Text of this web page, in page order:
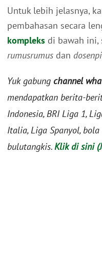
Untuk lebih jelasnya,
pembahasan secara
kompleks di bawah
rumusrumus dan
Yuk gabung channel
mendapatkan berita-
Indonesia, BRI Liga 1,
Italia, Liga Spanyol,
bulutangkis.Klik di sini